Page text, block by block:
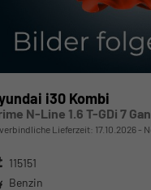
i30 Kombi
N-Line 1.6 T-GDi 7
Lieferzeit: 17.10.2026
115151
Benzin